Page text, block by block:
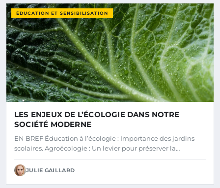
ÉDUCATION ET SENSIBILISATION
LES ENJEUX DE L’ÉCOLOGIE DANS NOTRE
SOCIÉTÉ MODERNE
EN BREF Éducation à l’écologie : Importance des jardins
scolaires. Agroécologie : Un levier pour préserver la…
JULIE GAILLARD